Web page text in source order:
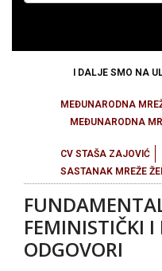
I DALJE SMO NA
MEĐUNARODNA
MEĐUNARODNA
CV STAŠA ZAJOVIĆ
SASTANAK MREŽE
FEMINISTIČKI I
ODGOVORI